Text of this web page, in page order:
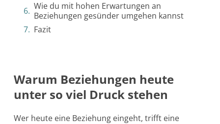
Wie du mit hohen Erwartungen an
Beziehungen gesünder umgehen kannst
Fazit
Warum Beziehungen heute
unter so viel Druck stehen
Wer heute eine Beziehung eingeht, trifft eine